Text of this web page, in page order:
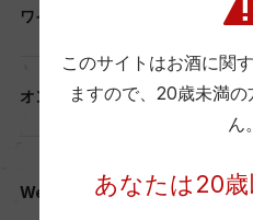
ワインセラー
オンラインショップ 無
Web
https://
このサイトはお酒に関
ますので、 20歳未満の
ん。
あなたは20歳